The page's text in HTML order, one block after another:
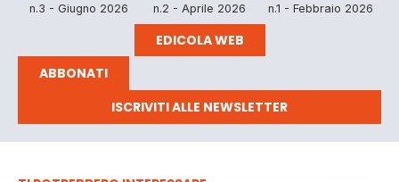
n.3 - Giugno 2026 n.2 - Aprile 2026 n.1 - Febbraio 2026
EDICOLA WEB
ABBONATI
ISCRIVITI ALLE NEWSLETTER